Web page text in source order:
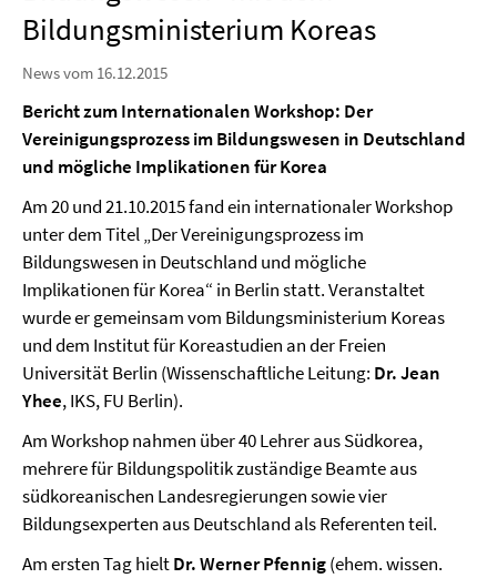
Bildungsministerium Koreas
News vom 16.12.2015
Bericht zum Internationalen Workshop: Der
Vereinigungsprozess im Bildungswesen in Deutschland
und mögliche Implikationen für Korea
Am 20 und 21.10.2015 fand ein internationaler Workshop
unter dem Titel „Der Vereinigungsprozess im
Bildungswesen in Deutschland und mögliche
Implikationen für Korea“ in Berlin statt. Veranstaltet
wurde er gemeinsam vom Bildungsministerium Koreas
und dem Institut für Koreastudien an der Freien
Universität Berlin (Wissenschaftliche Leitung: Dr. Jean
Yhee, IKS, FU Berlin).
Am Workshop nahmen über 40 Lehrer aus Südkorea,
mehrere für Bildungspolitik zuständige Beamte aus
südkoreanischen Landesregierungen sowie vier
Bildungsexperten aus Deutschland als Referenten teil.
Am ersten Tag hieltDr. Werner Pfennig(ehem. wissen.